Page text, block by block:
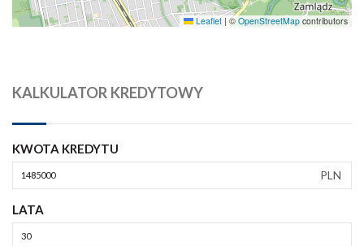
Leaflet |© OpenStreetMap contributors
KALKULATOR KREDYTOWY
KWOTA KREDYTU
PLN
LATA